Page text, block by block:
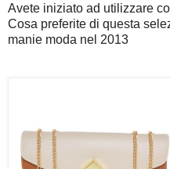
Avete iniziato ad utilizzare
Cosa preferite di questa
manie moda nel 2013